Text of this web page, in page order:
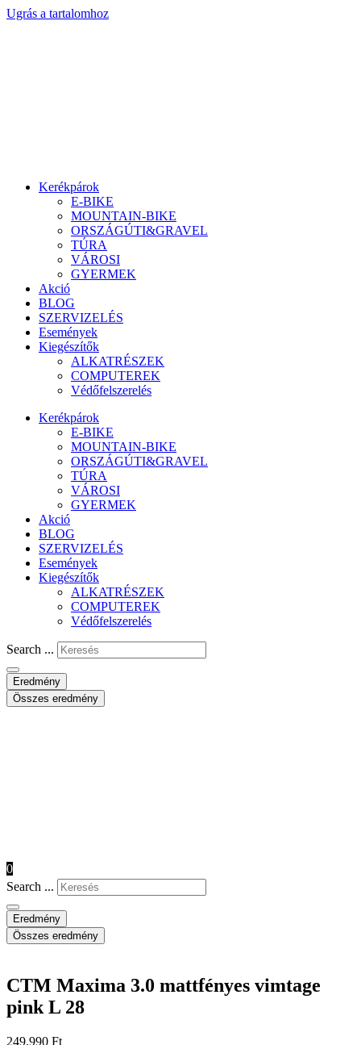
Ugrás a tartalomhoz
Kerékpárok
E-BIKE
MOUNTAIN-BIKE
ORSZÁGÚTI&GRAVEL
TÚRA
VÁROSI
GYERMEK
Akció
BLOG
SZERVIZELÉS
Események
Kiegészítők
ALKATRÉSZEK
COMPUTEREK
Védőfelszerelés
Kerékpárok
E-BIKE
MOUNTAIN-BIKE
ORSZÁGÚTI&GRAVEL
TÚRA
VÁROSI
GYERMEK
Akció
BLOG
SZERVIZELÉS
Események
Kiegészítők
ALKATRÉSZEK
COMPUTEREK
Védőfelszerelés
Search ...
Eredmény
Összes eredmény
0
Search ...
Eredmény
Összes eredmény
CTM Maxima 3.0 mattfényes vimtage
pink L 28
249.990 Ft